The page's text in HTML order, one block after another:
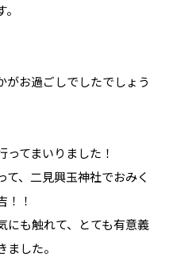
がお過ごしでしたでしょう
てまいりました！
、二見興玉神社でおみく
！！
にも触れて、とても有意義
した。